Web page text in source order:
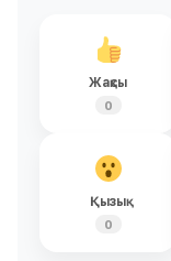
Жақсы
0
Қызық
0